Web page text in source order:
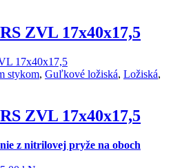
ZVL 17x40x17,5
stykom, Guľkové ložiská, Ložiská,
ZVL 17x40x17,5
z nitrilovej pryže na oboch